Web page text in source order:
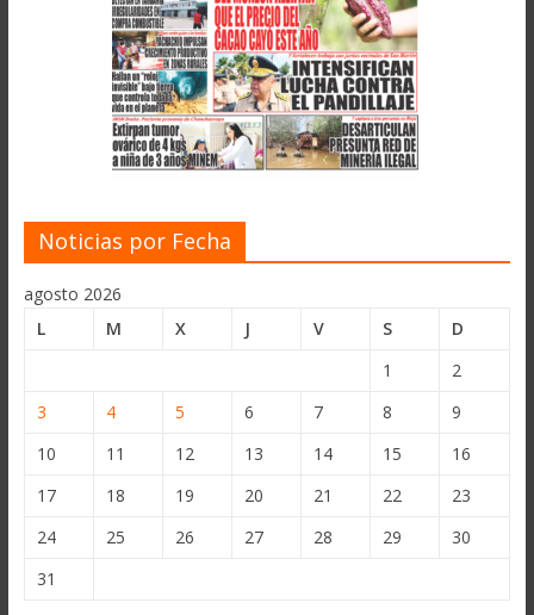
Noticias por Fecha
agosto 2026
L
M X J V S
D
1
2
3
4 5 6 7 8
9
10
11 12 13 14 15
16
17
18 19 20 21 22
23
24
25 26 27 28 29
30
31